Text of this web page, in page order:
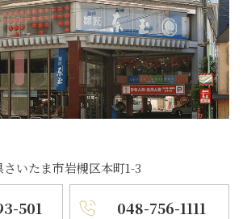
さいたま市岩槻区本町1-3
501 048-756-1111